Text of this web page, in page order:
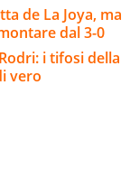
de La Joya, ma
dal 3-0
i tifosi della
vero